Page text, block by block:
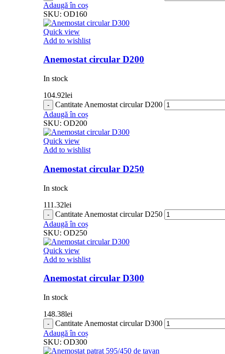
Adaugă în coș
SKU: OD160
Quick view
Add to wishlist
Anemostat circular D200
In stock
104.92lei
Cantitate Anemostat circular D200
Adaugă în coș
SKU: OD200
Quick view
Add to wishlist
Anemostat circular D250
In stock
111.32lei
Cantitate Anemostat circular D250
Adaugă în coș
SKU: OD250
Quick view
Add to wishlist
Anemostat circular D300
In stock
148.38lei
Cantitate Anemostat circular D300
Adaugă în coș
SKU: OD300